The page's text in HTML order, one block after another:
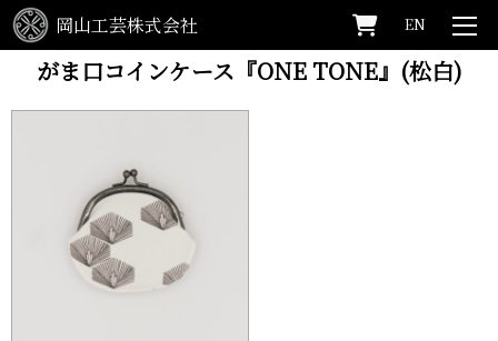
岡山工芸株式会社 EN
HOME >SHOP>がま口コインケース『ONE TONE』(松白)
がま口コインケース『ONE TONE』(松白)